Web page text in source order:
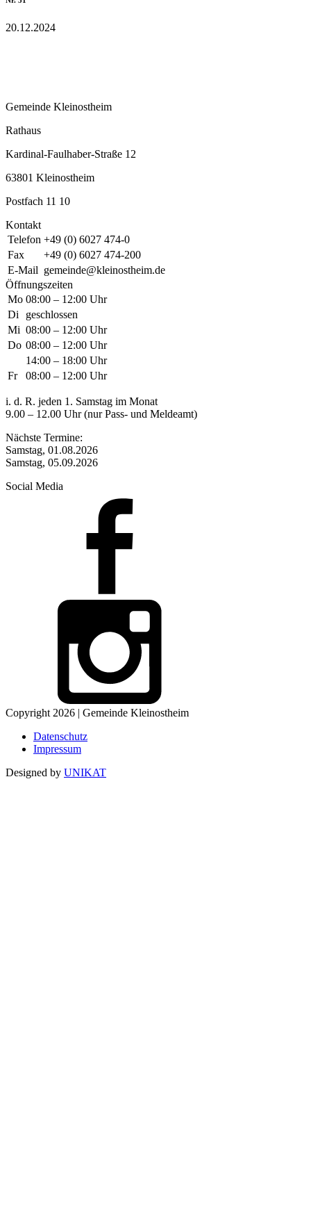
20.12.2024
Gemeinde Kleinostheim
Rathaus
Kardinal-Faulhaber-Straße 12
63801 Kleinostheim
Postfach 11 10
Kontakt
Telefon +49 (0) 6027 474-0
Fax
+49 (0) 6027 474-200
E-Mail gemeinde@kleinostheim.de
Öffnungszeiten
Mo 08:00 – 12:00 Uhr
Di
geschlossen
Mi 08:00 – 12:00 Uhr
Do 08:00 – 12:00 Uhr
14:00 – 18:00 Uhr
Fr
08:00 – 12:00 Uhr
i. d. R. jeden 1. Samstag im Monat
9.00 – 12.00 Uhr (nur Pass- und Meldeamt)
Nächste Termine:
Samstag, 01.08.2026
Samstag, 05.09.2026
Social Media
Copyright 2026 | Gemeinde Kleinostheim
Datenschutz
Impressum
Designed by UNIKAT